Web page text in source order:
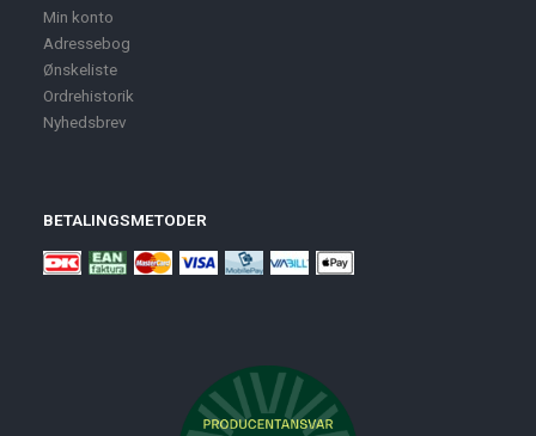
Min konto
Adressebog
Ønskeliste
Ordrehistorik
Nyhedsbrev
BETALINGSMETODER